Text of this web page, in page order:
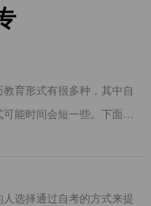
育形式有很多种，其中自
能时间会短一些。下面就
选择通过自考的方式来提